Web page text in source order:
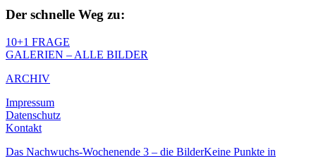
Der schnelle Weg zu:
10+1 FRAGE
GALERIEN – ALLE BILDER
ARCHIV
Impressum
Datenschutz
Kontakt
Das Nachwuchs-Wochenende 3 – die BilderKeine Punkte in